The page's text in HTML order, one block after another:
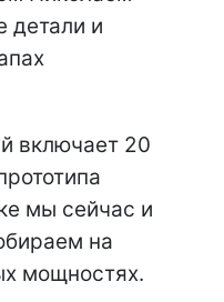
детали и
включает 20
мы сейчас и
на
мощностях.